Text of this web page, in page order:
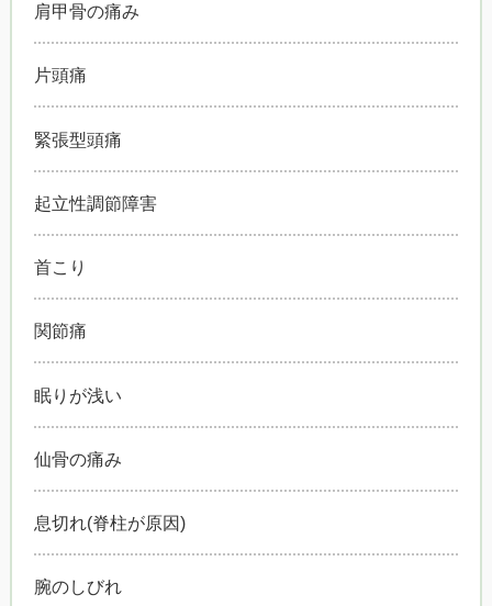
肩甲骨の痛み
片頭痛
緊張型頭痛
起立性調節障害
首こり
関節痛
眠りが浅い
仙骨の痛み
息切れ(脊柱が原因)
腕のしびれ